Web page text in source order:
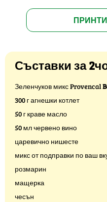
Съставки за
Зеленчуков микс Provencal
300 г агнешки котлет
50 г краве масло
50 мл червено вино
царевично нишесте
микс от подправки по ваш
розмарин
мащерка
чесън